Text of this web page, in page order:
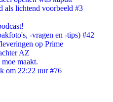
als lichtend voorbeeld #3
-vragen en -tips) #42
op Prime
AZ
maakt.
om 22:22 uur #76